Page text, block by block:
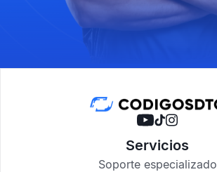
Servicios
Soporte especializado